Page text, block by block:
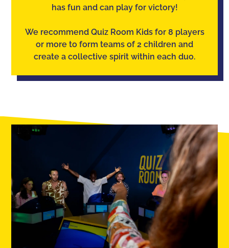
has fun and can play for victory!
We recommend Quiz Room Kids for 8 players
or more to form teams of 2 children and
create a collective spirit within each duo.